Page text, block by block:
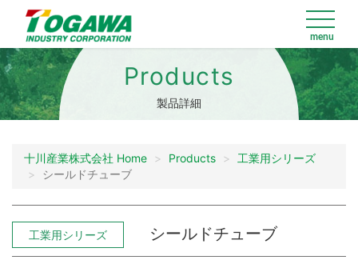
Products
製品詳細
十川産業株式会社 Home Products
工業用シリーズ
シールドチューブ
工業用シリーズ シールドチューブ